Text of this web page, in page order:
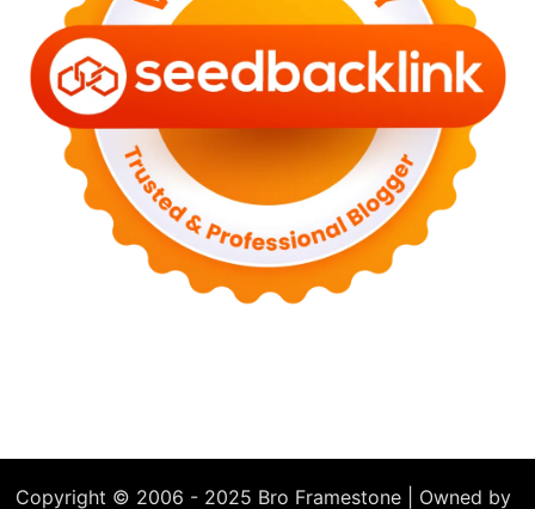
Copyright © 2006 - 2025 Bro Framestone | Owned by